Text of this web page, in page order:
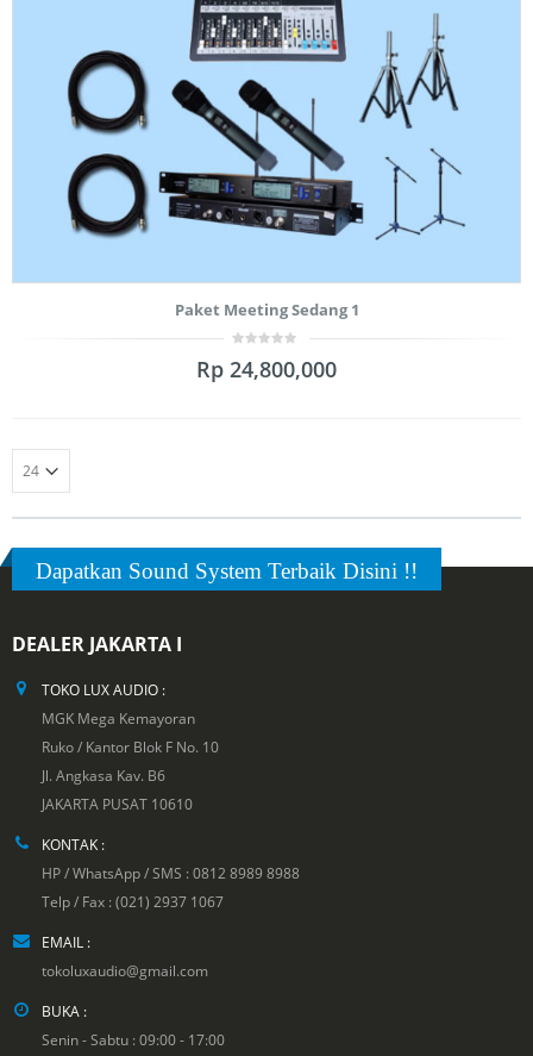
Paket Meeting Sedang 1
out
Rp 24,800,000
Dapatkan Sound System Terbaik Disini !!
DEALER JAKARTA I
TOKO LUX AUDIO :
MGK Mega Kemayoran
Ruko / Kantor Blok F No. 10
Jl. Angkasa Kav. B6
JAKARTA PUSAT 10610
KONTAK :
HP / WhatsApp / SMS : 0812 8989 8988
Telp / Fax : (021) 2937 1067
EMAIL :
tokoluxaudio@gmail.com
BUKA :
Senin - Sabtu : 09:00 - 17:00